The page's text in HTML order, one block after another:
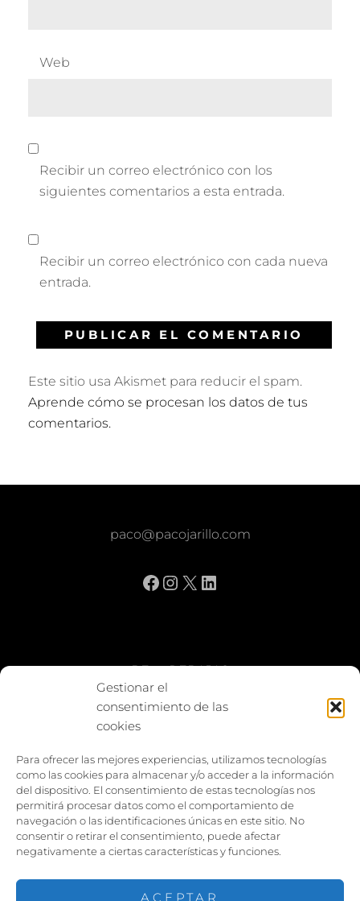
Gestionar el
consentimiento de las
cookies
Para ofrecer las mejores experiencias, utilizamos tecnologías
como las cookies para almacenar y/o acceder a la información
del dispositivo. El consentimiento de estas tecnologías nos
permitirá procesar datos como el comportamiento de
navegación o las identificaciones únicas en este sitio. No
consentir o retirar el consentimiento, puede afectar
negativamente a ciertas características y funciones.
ACEPTAR
Web
Recibir un correo electrónico con los
siguientes comentarios a esta entrada.
Recibir un correo electrónico con cada nueva
entrada.
Este sitio usa Akismet para reducir el spam.
Aprende cómo se procesan los datos de tus
comentarios.
paco@pacojarillo.com
Facebook
Instagram
X LinkedIn
BE vs REBAJAS
Entes
Capturar y compartir
Vía larga